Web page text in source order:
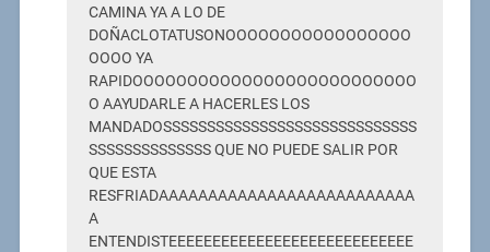
CAMINA YA A LO DE
DOÑACLOTATUSONOOOOOOOOOOOOOOOOO
OOOO YA
RAPIDOOOOOOOOOOOOOOOOOOOOOOOOOO
O AAYUDARLE A HACERLES LOS
MANDADOSSSSSSSSSSSSSSSSSSSSSSSSSSSSS
SSSSSSSSSSSSSS QUE NO PUEDE SALIR POR
QUE ESTA
RESFRIADAAAAAAAAAAAAAAAAAAAAAAAAAA
A
ENTENDISTEEEEEEEEEEEEEEEEEEEEEEEEEEEE